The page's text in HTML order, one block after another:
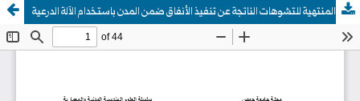
نمذجة رقمية ثنائية البعد بطريقة العناصر المنتهية للتشوهات الناتجة عن تنفيذ الأنفاق ضمن المدن باستخدام الآلة الدرعية.